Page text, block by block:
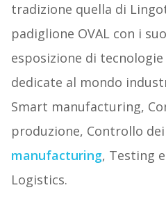
tradizione quella di
padiglione OVAL con i
esposizione di
dedicate al mondo
Smart manufacturing,
produzione, Controllo
manufacturing, Testing
Logistics.